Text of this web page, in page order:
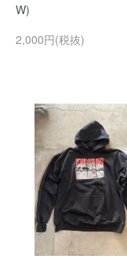
W)
2,000円(税抜)